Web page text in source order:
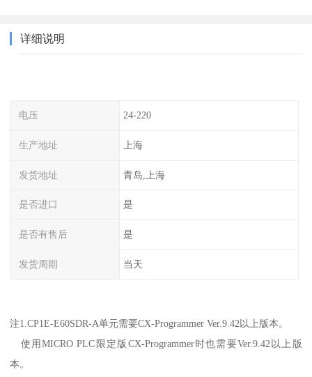
详细说明
电压 24-220
生产地址 上海
发货地址 青岛,上海
是否进口 是
是否有售后 是
发货周期 当天
注1.CP1E-E60SDR-A单元需要CX-Programmer Ver.9.42以上版本。
使用MICRO PLC限定版CX-Programmer时也需要Ver.9.42以上版
本。